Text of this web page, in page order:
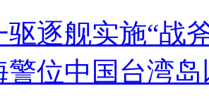
驱逐舰实施“战
警位中国台湾